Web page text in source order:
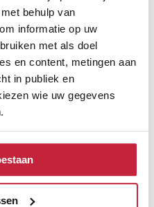
behulp van
informatie op uw
met als doel
en content, metingen aan
in publiek en
wie uw gegevens
graag:
over uw geografische
nauwkeurig kan zijn
door het actief te
Nederland